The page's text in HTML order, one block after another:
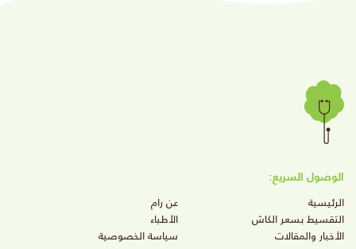
الوصول السريع:
الرئيسية
عن رام
التقسيط بسعر الكاش
الأطباء
الأخبار والمقالات
سياسة الخصوصية